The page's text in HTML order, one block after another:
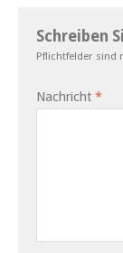
Schreiben
Pflichtfelder sind
Nachricht *